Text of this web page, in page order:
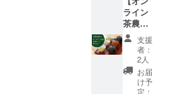
応援をよろ
しくお願い
いたしま
す。
ライン
茶農家
別煎茶
テイス
ティン
グ】味
わい・
作り方
支援
者：
2人
お届
け予
定：